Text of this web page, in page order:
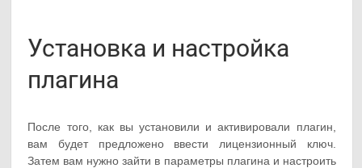
Установка и настройка
плагина
После того, как вы установили и активировали плагин,
вам будет предложено ввести лицензионный ключ.
Затем вам нужно зайти в параметры плагина и настроить